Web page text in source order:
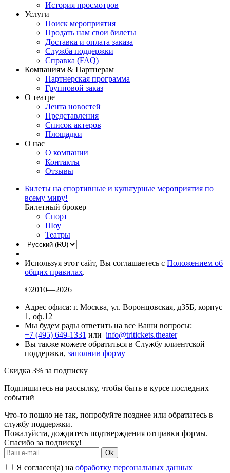
История просмотров
Услуги
Поиск мероприятия
Продать нам свои билеты
Доставка и оплата заказа
Служба поддержки
Справка (FAQ)
Компаниям & Партнерам
Партнерская программа
Групповой заказ
О театре
Лента новостей
Представления
Список актеров
Площадки
О нас
О компании
Контакты
Отзывы
Билеты на спортивные и культурные мероприятия по
всему миру!
Билетный брокер
Спорт
Шоу
Театры
Используя этот сайт, Вы соглашаетесь с Положением об
общих правилах.
©2010—2026
Адрес офиса: г. Москва, ул. Воронцовская, д35Б, корпус
1, оф.12
Мы будем рады ответить на все Ваши вопросы:
+7 (495) 649-1331 или info@tritickets.theater
Вы также можете обратиться в Службу клиентской
поддержки, заполнив форму
Скидка 3% за подписку
Подпишитесь на рассылку, чтобы быть в курсе последних
событий
Что-то пошло не так, попробуйте позднее или обратитесь в
службу поддержки.
Пожалуйста, дождитесь подтверждения отправки формы.
Спасибо за подписку!
Ok
Я согласен(а) на обработку персональных данных